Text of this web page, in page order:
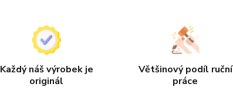
Každý náš výrobek je
originál
Většinový podíl ruční
práce